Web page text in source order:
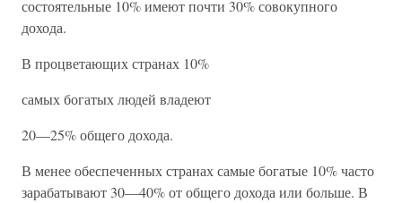
состоятельные 10% имеют почти 30% совокупного
дохода.
В процветающих странах 10%
самых богатых людей владеют
20—25% общего дохода.
В менее обеспеченных странах самые богатые 10% часто
зарабатывают 30—40% от общего дохода или больше. В